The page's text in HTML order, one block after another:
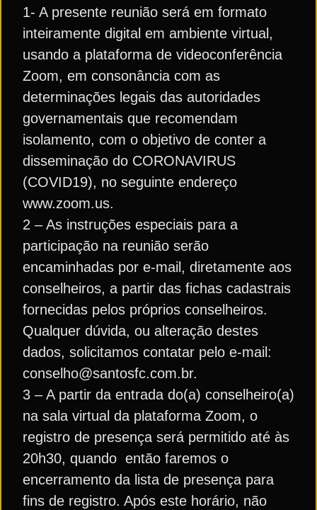
1- A presente reunião será em formato
inteiramente digital em ambiente virtual,
usando a plataforma de videoconferência
Zoom, em consonância com as
determinações legais das autoridades
governamentais que recomendam
isolamento, com o objetivo de conter a
disseminação do CORONAVIRUS
(COVID19), no seguinte endereço
www.zoom.us.
2 – As instruções especiais para a
participação na reunião serão
encaminhadas por e-mail, diretamente aos
conselheiros, a partir das fichas cadastrais
fornecidas pelos próprios conselheiros.
Qualquer dúvida, ou alteração destes
dados, solicitamos contatar pelo e-mail:
conselho@santosfc.com.br.
3 – A partir da entrada do(a) conselheiro(a)
na sala virtual da plataforma Zoom, o
registro de presença será permitido até às
20h30, quando então faremos o
encerramento da lista de presença para
fins de registro. Após este horário, não